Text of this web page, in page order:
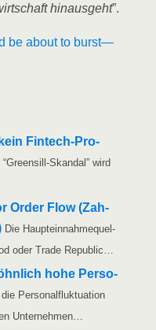
hin­aus­geht”.
be about to burst—
Fin­tech-Pro­
Skan­­dal” wird
Order Flow (Zah­
Die Haupt­ein­nah­me­quel­
oder Trade Republic…
hohe Per­so­
die Per­so­nal­fluk­tua­ti­on
Unternehmen…